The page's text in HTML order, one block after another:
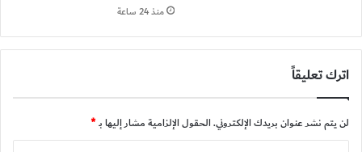
منذ 24 ساعة
اترك تعليقاً
لن يتم نشر عنوان بريدك الإلكتروني.الحقول الإلزامية مشار إليها بـ*